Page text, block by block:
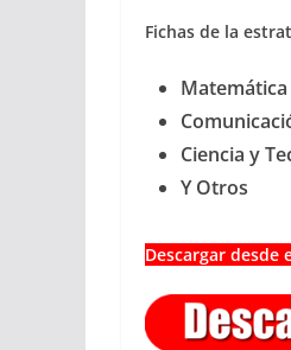
Fichas de la
Matemática
Ciencia y
Y Otros
Descargar desde